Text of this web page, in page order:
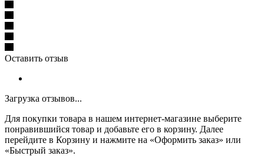
Оставить отзыв
Загрузка отзывов...
Для покупки товара в нашем интернет-магазине выберите
понравившийся товар и добавьте его в корзину. Далее
перейдите в Корзину и нажмите на «Оформить заказ» или
«Быстрый заказ».